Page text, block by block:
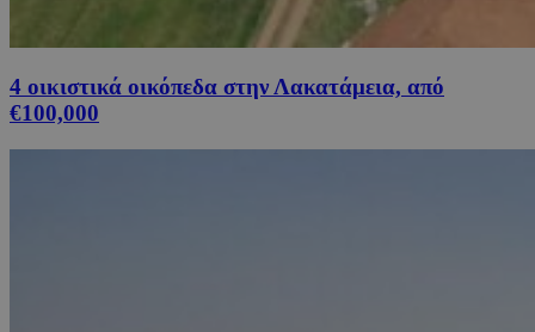
4 οικιστικά οικόπεδα στην Λακατάμεια, από
€100,000